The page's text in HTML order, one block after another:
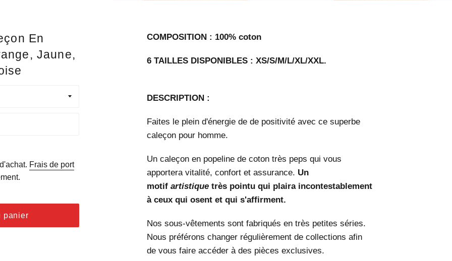
En
Jaune,
Frais de port
panier
COMPOSITION : 100% coton
6 TAILLES DISPONIBLES : XS/S/M/L/XL/XXL.
DESCRIPTION :
Faites le plein d'énergie de de positivité avec ce superbe
caleçon pour homme.
Un caleçon en popeline de coton très peps qui vous
apportera vitalité, confort et assurance. Un
motifartistique très pointu qui plaira incontestablement
à ceux qui osent et qui s'affirment.
Nos sous-vêtements sont fabriqués en très petites séries.
Nous préférons changer régulièrement de collections afin
de vous faire accéder à des pièces exclusives.